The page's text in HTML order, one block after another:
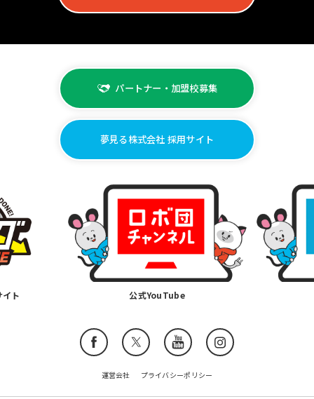
パートナー・加盟校募集
夢見る株式会社 採用サイト
ト 公式YouTube
運営会社 プライバシーポリシー